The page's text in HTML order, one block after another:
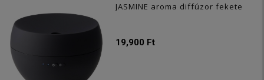
JASMINE aroma diffúzor fekete
19,900 Ft